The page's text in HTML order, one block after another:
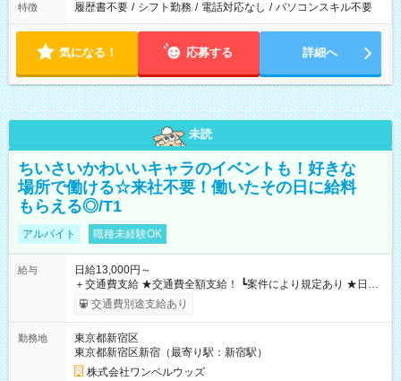
特徴 履歴書不要 / シフト勤務 / 電話対応なし / パソコンスキル不要
気になる！ 応募する 詳細へ
未読
ちいさいかわいいキャラのイベントも！好きな
場所で働ける☆来社不要！働いたその日に給料
もらえる◎/T1
アルバイト 職種未経験OK
給与
日給13,000円～
＋交通費支給 ★交通費全額支給！ ┗案件により規定あり ★日払
いOK！（規定あり） ┗働いたその日に現金GET♪ お仕事後はコ
ンビニATMから 日払い分を引き落とせます！ 【試用期間】試
交通費別途支給あり
勤務地
東京都新宿区
東京都新宿区新宿（最寄り駅：新宿駅）
株式会社ワンベルウッズ